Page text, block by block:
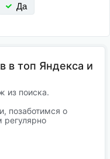
Да
в топ Яндекса и
из поиска.
позаботимся о